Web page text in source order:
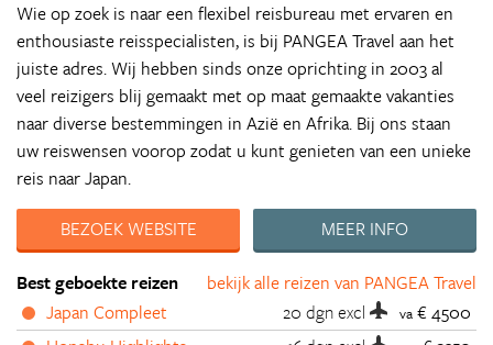
Wie op zoek is naar een flexibel reisbureau met ervaren en
enthousiaste reisspecialisten, is bij PANGEA Travel aan het
juiste adres. Wij hebben sinds onze oprichting in 2003 al
veel reizigers blij gemaakt met op maat gemaakte vakanties
naar diverse bestemmingen in Azië en Afrika. Bij ons staan
uw reiswensen voorop zodat u kunt genieten van een unieke
reis naar Japan.
BEZOEK WEBSITE
MEER INFO
bekijk alle reizen van PANGEA Travel
Best geboekte reizen
Japan Compleet
20 dgnexcl va € 4500